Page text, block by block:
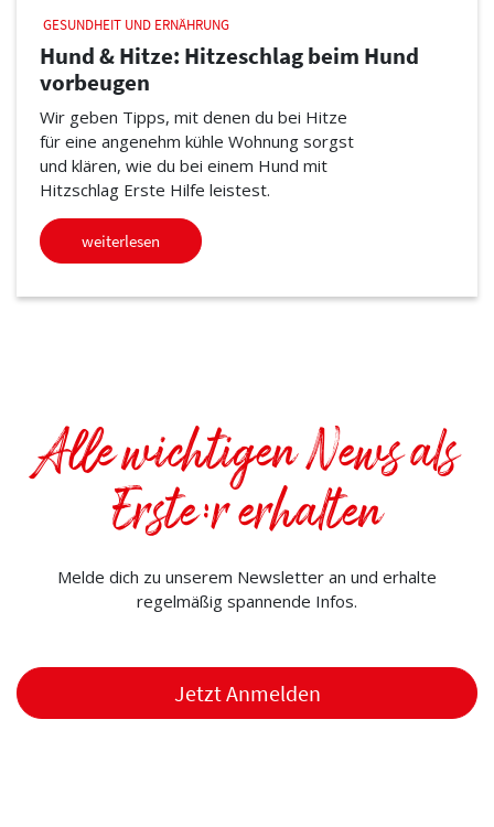
GESUNDHEIT UND ERNÄHRUNG
Hund & Hitze: Hitzeschlag beim Hund
vorbeugen
Wir geben Tipps, mit denen du bei Hitze
für eine angenehm kühle Wohnung sorgst
und klären, wie du bei einem Hund mit
Hitzschlag Erste Hilfe leistest.
weiterlesen
Alle wichtigen News als
Erste:r erhalten
Melde dich zu unserem Newsletter an und erhalte
regelmäßig spannende Infos.
Jetzt Anmelden